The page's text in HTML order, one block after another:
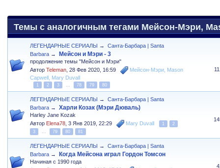
Темы с аналогичным тегами Мейсон-Мэри,
ЛЕГЕНДАРНЫЕ СЕРИАЛЫ →
Санта-Барбара | Santa
Barbara → Мейсон и Мэри - 3
продолжение темы "Мейсон и Мэри"
АвторTeleman ,28 Фев 2020, 16:59 Мейсон-Мэри Mason
Capwell Mary Duvall
1 2 3 ... 78 79 80
ЛЕГЕНДАРНЫЕ СЕРИАЛЫ →
Санта-Барбара | Santa
Barbara → Харли Козак (Мэри Дюваль)
Harley Jane Kozak
Автор Elena78 ,3 Янв 2019, 22:29 Mary Duvall 1
2
3
... 79 80 81
ЛЕГЕНДАРНЫЕ СЕРИАЛЫ →
Санта-Барбара | Santa
Barbara → Когда Мейсона играл Гордон Томсон
Начиная с 1990 года